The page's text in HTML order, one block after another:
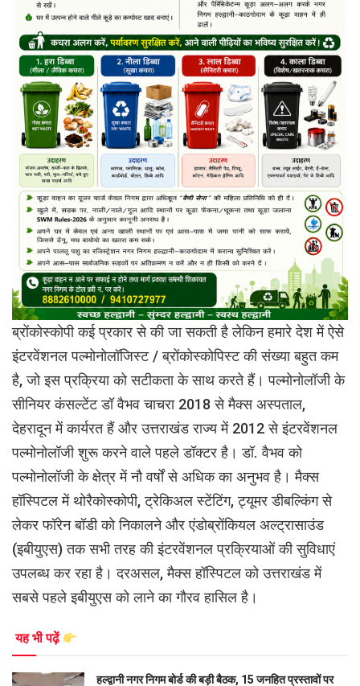
ब्रोंकोस्कोपी कई प्रकार से की जा सकती है लेकिन हमारे देश में ऐसे
इंटरवेंशनल पल्मोनोलॉजिस्ट / ब्रोंकोस्कोपिस्ट की संख्या बहुत कम
है, जो इस प्रक्रिया को सटीकता के साथ करते हैं। पल्मोनोलॉजी के
सीनियर कंसल्टेंट डॉ वैभव चाचरा 2018 से मैक्स अस्पताल,
देहरादून में कार्यरत हैं और उत्तराखंड राज्य में 2012 से इंटरवेंशनल
पल्मोनोलॉजी शुरू करने वाले पहले डॉक्टर है। डॉ. वैभव को
पल्मोनोलॉजी के क्षेत्र में नौ वर्षों से अधिक का अनुभव है। मैक्स
हॉस्पिटल में थोरैकोस्कोपी, ट्रेकिअल स्टेंटिंग, ट्यूमर डीबल्किंग से
लेकर फॉरेन बॉडी को निकालने और एंडोब्रोंकियल अल्ट्रासाउंड
(इबीयुएस) तक सभी तरह की इंटरवेंशनल प्रक्रियाओं की सुविधाएं
उपलब्ध कर रहा है। दरअसल, मैक्स हॉस्पिटल को उत्तराखंड में
सबसे पहले इबीयुएस को लाने का गौरव हासिल है।
यह भी पढ़ें
हल्द्वानी नगर निगम बोर्ड की बड़ी बैठक, 15 जनहित प्रस्तावों पर